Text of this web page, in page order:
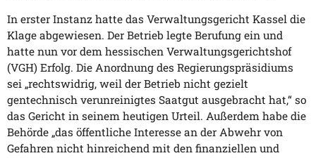
In erster Instanz hatte das Verwaltungsgericht Kassel die
Klage abgewiesen. Der Betrieb legte Berufung ein und
hatte nun vor dem hessischen Verwaltungsgerichtshof
(VGH) Erfolg. Die Anordnung des Regierungspräsidiums
sei „rechtswidrig, weil der Betrieb nicht gezielt
gentechnisch verunreinigtes Saatgut ausgebracht hat,“ so
das Gericht in seinem heutigen Urteil. Außerdem habe die
Behörde „das öffentliche Interesse an der Abwehr von
Gefahren nicht hinreichend mit den finanziellen und